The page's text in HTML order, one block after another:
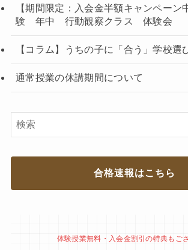
【期間限定：入会金半額キャンペー
験 年中 行動観察クラス 体験会
【コラム】うちの子に「合う」学校選
通常授業の休講期間について
合格速報はこちら
体験授業無料・入会金割引の特典もご